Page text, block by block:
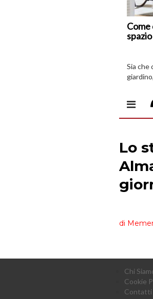
Come
Sia che
Chi
Cookie
Contatti